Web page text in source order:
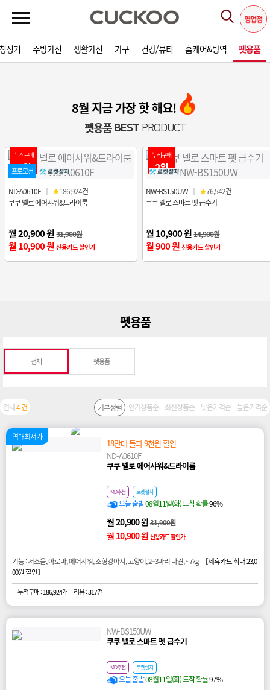
정기 주방가전 생활가전 가구 건강/뷰티 홈케어&방역 펫용품
8월 지금 가장 핫 해요!
펫용품 BESTPRODUCT
누적구매
1위
프로모션
ND-A0610F ｜ ★186,924건
쿠쿠 넬로 에어샤워&드라이룸
월 20,900 원 31,900원
월 10,900 원신용카드 할인가
누적구매
2위
NW-BS150UW ｜ ★76,542건
쿠쿠 넬로 스마트 펫 급수기
월 10,900 원 14,900원
월 900 원신용카드 할인가
펫용품
전체 펫용품
전체4 건 기본정렬 인기상품순 최신상품순 낮은가격순 높은가격순
역대최저가
18만대 돌파 9천원 할인
ND-A0610F
쿠쿠 넬로 에어샤워&드라이룸
MD추천 로켓설치
오늘 출발08월11일(화) 도착 확률96%
월 20,900 원31,900원
월 10,900 원 신용카드 할인가
기능 : 저소음, 아로마, 에어샤워, 소형강아지, 고양이, 2~3마리 다견, ~7kg 【제휴카드 최대 23,0
00원 할인】
· 누적구매 : 186,924개 · 리뷰 : 317건
NW-BS150UW
쿠쿠 넬로 스마트 펫 급수기
MD추천 로켓설치
오늘 출발08월11일(화) 도착 확률97%